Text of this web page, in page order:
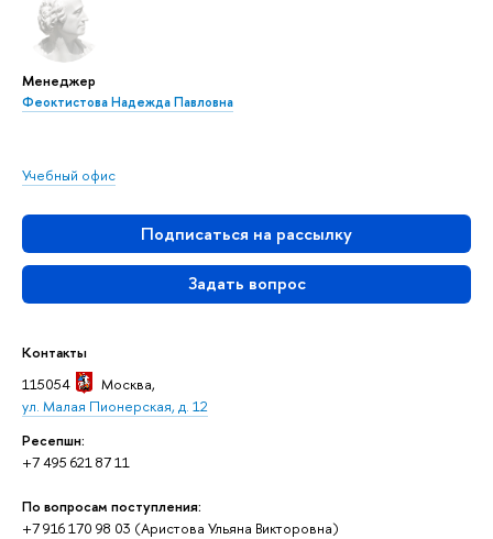
Менеджер
Феоктистова Надежда Павловна
Учебный офис
Подписаться на рассылку
Задать вопрос
Контакты
115054
Москва,
ул. Малая Пионерская, д. 12
Ресепшн:
+7 495 621 87 11
По вопросам поступления:
+7 916 170 98 03 (Аристова Ульяна Викторовна)